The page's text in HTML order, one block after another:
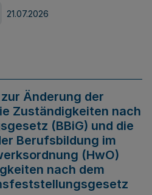
21.07.2026
Änderung der
Zuständigkeiten nach
(BBiG) und die
Berufsbildung im
(HwO)
nach dem